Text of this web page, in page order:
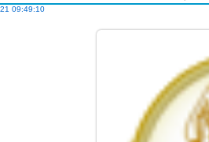
09:49:10